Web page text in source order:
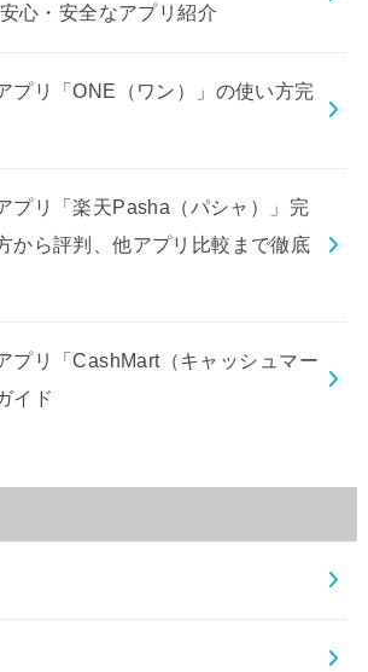
心・安全なアプリ紹介
プリ「ONE（ワン）」の使い方完
プリ「楽天Pasha（パシャ）」完
から評判、他アプリ比較まで徹底
プリ「CashMart（キャッシュマー
イド